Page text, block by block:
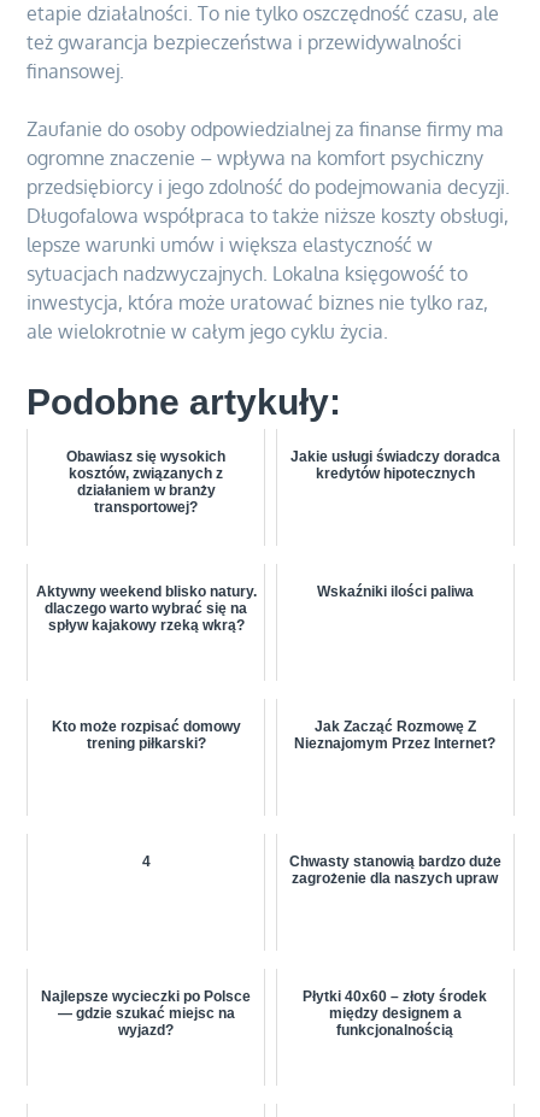
etapie działalności. To nie tylko oszczędność czasu, ale
też gwarancja bezpieczeństwa i przewidywalności
finansowej.
Zaufanie do osoby odpowiedzialnej za finanse firmy ma
ogromne znaczenie – wpływa na komfort psychiczny
przedsiębiorcy i jego zdolność do podejmowania decyzji.
Długofalowa współpraca to także niższe koszty obsługi,
lepsze warunki umów i większa elastyczność w
sytuacjach nadzwyczajnych. Lokalna księgowość to
inwestycja, która może uratować biznes nie tylko raz,
ale wielokrotnie w całym jego cyklu życia.
Podobne artykuły:
Obawiasz się wysokich
kosztów, związanych z
działaniem w branży
transportowej?
Jakie usługi świadczy doradca
kredytów hipotecznych
Aktywny weekend blisko natury.
dlaczego warto wybrać się na
spływ kajakowy rzeką wkrą?
Wskaźniki ilości paliwa
Kto może rozpisać domowy
trening piłkarski?
Jak Zacząć Rozmowę Z
Nieznajomym Przez Internet?
4
Chwasty stanowią bardzo duże
zagrożenie dla naszych upraw
Najlepsze wycieczki po Polsce
— gdzie szukać miejsc na
wyjazd?
Płytki 40x60 – złoty środek
między designem a
funkcjonalnością